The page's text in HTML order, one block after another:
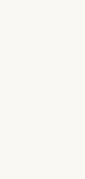
läsaren